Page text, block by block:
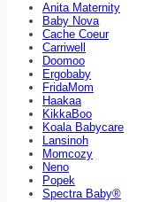
Anita Maternity
Baby Nova
Cache Coeur
Carriwell
Doomoo
Ergobaby
FridaMom
Haakaa
KikkaBoo
Koala Babycare
Lansinoh
Momcozy
Neno
Popek
Spectra Baby®